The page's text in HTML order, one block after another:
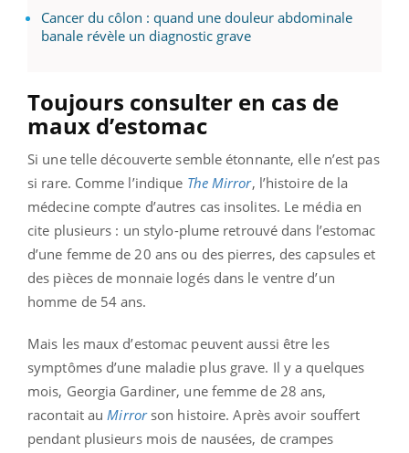
Cancer du côlon : quand une douleur abdominale
banale révèle un diagnostic grave
Toujours consulter en cas de
maux d’estomac
Si une telle découverte semble étonnante, elle n’est pas
si rare. Comme l’indique The Mirror, l’histoire de la
médecine compte d’autres cas insolites. Le média en
cite plusieurs : un stylo-plume retrouvé dans l’estomac
d’une femme de 20 ans ou des pierres, des capsules et
des pièces de monnaie logés dans le ventre d’un
homme de 54 ans.
Mais les maux d’estomac peuvent aussi être les
symptômes d’une maladie plus grave. Il y a quelques
mois, Georgia Gardiner, une femme de 28 ans,
racontait au Mirrorson histoire. Après avoir souffert
pendant plusieurs mois de nausées, de crampes